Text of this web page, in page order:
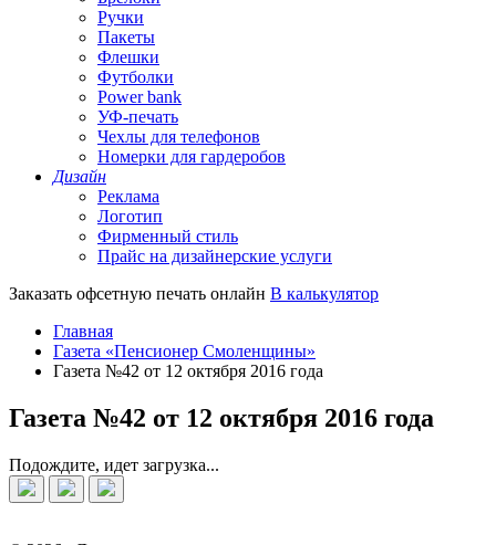
Ручки
Пакеты
Флешки
Футболки
Power bank
УФ-печать
Чехлы для телефонов
Номерки для гардеробов
Дизайн
Реклама
Логотип
Фирменный стиль
Прайс на дизайнерские услуги
Заказать офсетную печать онлайн В калькулятор
Главная
Газета «Пенсионер Смоленщины»
Газета №42 от 12 октября 2016 года
Газета №42 от 12 октября 2016 года
Подождите, идет загрузка...